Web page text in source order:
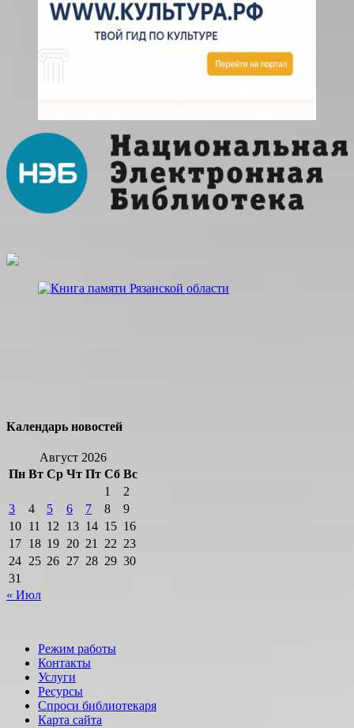
Календарь новостей
Август 2026
Пн Вт Ср Чт Пт Сб Вс
1
2
3
4 5 6 7 8
9
10 11 12 13 14 15 16
17 18 19 20 21 22 23
24 25 26 27 28 29 30
31
« Июл
Режим работы
Контакты
Услуги
Ресурсы
Спроси библиотекаря
Карта сайта